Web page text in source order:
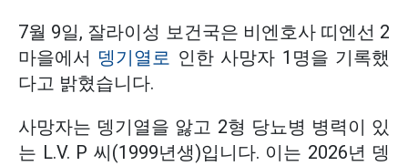
7월 9일, 잘라이성 보건국은 비엔호사 띠엔선 2
마을에서 뎅기열로 인한 사망자 1명을 기록했
다고 밝혔습니다.
사망자는 뎅기열을 앓고 2형 당뇨병 병력이 있
는 L.V. P 씨(1999년생)입니다. 이는 2026년 뎅